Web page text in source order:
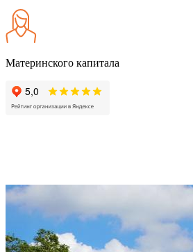
Материнского капитала